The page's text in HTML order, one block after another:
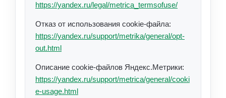
https://yandex.ru/legal/metrica_termsofuse/
Отказ от использования cookie-файла:
https://yandex.ru/support/metrika/general/opt-
out.html
Описание cookie-файлов Яндекс.Метрики:
https://yandex.ru/support/metrica/general/cooki
e-usage.html